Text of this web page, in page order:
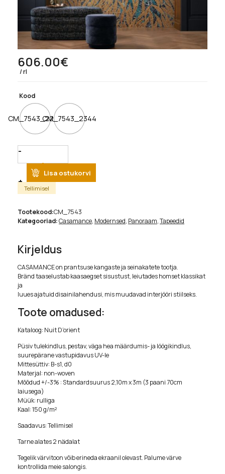
606.00€
rl
Kood
CM_7543_2242CM_7543_2344
Quantity
Lisa ostukorvi
Tellimisel
Tootekood:CM_7543
Kategooriad:Casamance, Modernsed, Panoraam,Tapeedid
Kirjeldus
CASAMANCE on prantsuse kangaste ja seinakatete tootja.
Bränd taaselustab kaasaegset sisustust, leiutades homset klassikat
ja
luues ajatuid disainilahendusi, mis muudavad interjööri stiilseks.
Toote omadused:
Kataloog: Nuit D’orient
Püsiv tulekindlus, pestav, väga hea määrdumis- ja löögikindlus,
suurepärane vastupidavus UV-le
Mittesüttiv: B-s1, d0
Materjal: non-woven
Mõõdud +/-3% : Standardsuurus 2,10m x 3m (3 paani 70cm
laiusega)
Müük: rulliga
Kaal: 150 g/m²
Saadavus: Tellimisel
Tarne alates 2 nädalat
Tegelik värvitoon võib erineda ekraanil olevast. Palume värve
kontrollida meie salongis.